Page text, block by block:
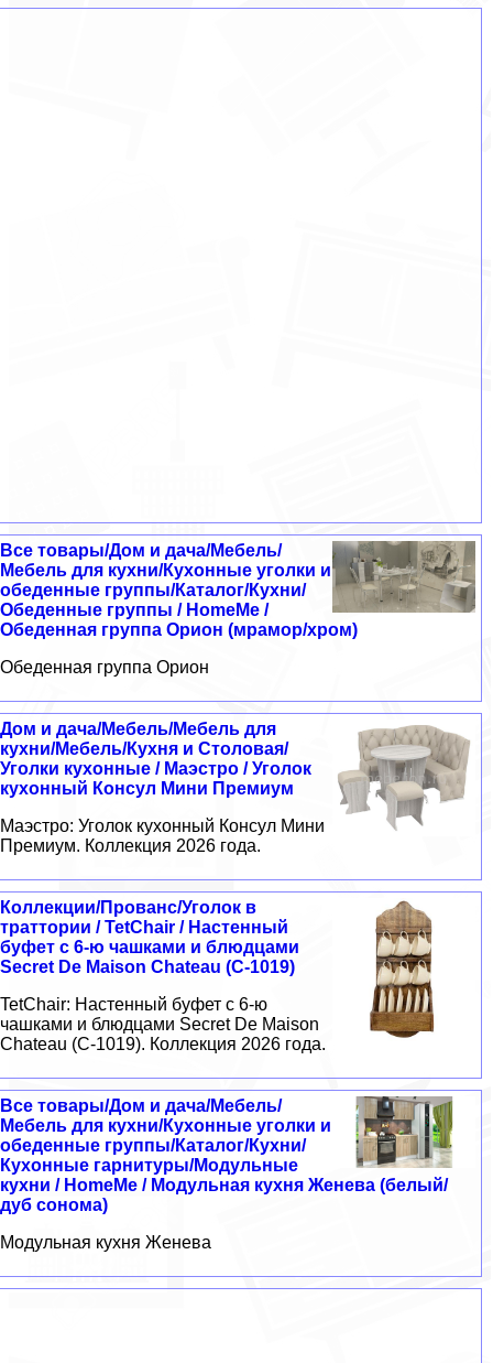
Все товары/Дом и дача/Мебель/
Мебель для кухни/Кухонные уголки и
обеденные группы/Каталог/Кухни/
Обеденные группы / HomeMe /
Обеденная группа Орион (мрамор/хром)
Обеденная группа Орион
Дом и дача/Мебель/Мебель для
кухни/Мебель/Кухня и Столовая/
Уголки кухонные / Маэстро / Уголок
кухонный Консул Мини Премиум
Маэстро: Уголок кухонный Консул Мини
Премиум. Коллекция 2026 года.
Коллекции/Прованс/Уголок в
траттории / TetChair / Настенный
буфет с 6-ю чашками и блюдцами
Secret De Maison Chateau (С-1019)
TetChair: Настенный буфет с 6-ю
чашками и блюдцами Secret De Maison
Chateau (С-1019). Коллекция 2026 года.
Все товары/Дом и дача/Мебель/
Мебель для кухни/Кухонные уголки и
обеденные группы/Каталог/Кухни/
Кухонные гарнитуры/Модульные
кухни / HomeMe / Модульная кухня Женева (белый/
дуб сонома)
Модульная кухня Женева